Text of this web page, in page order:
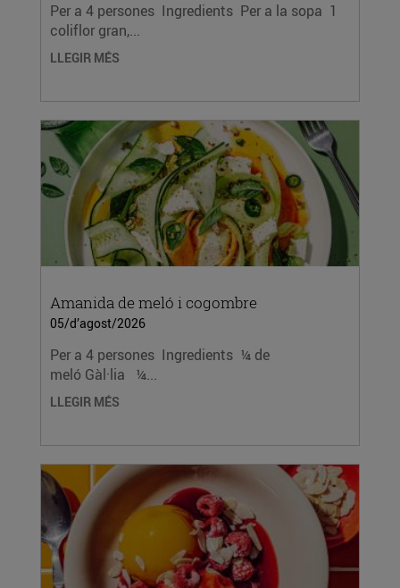
Per a 4 persones Ingredients Per a la sopa 1
coliflor gran,...
LLEGIR MÉS
Amanida de meló i cogombre
05/d’agost/2026
Per a 4 persones Ingredients ¼ de
meló Gàl·lia ¼...
LLEGIR MÉS